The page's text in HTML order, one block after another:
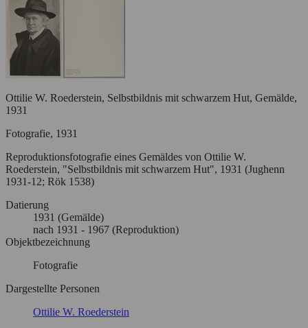
Ottilie W. Roederstein, Selbstbildnis mit schwarzem Hut, Gemälde,
1931
Fotografie, 1931
Reproduktionsfotografie eines Gemäldes von Ottilie W.
Roederstein, "Selbstbildnis mit schwarzem Hut", 1931 (Jughenn
1931-12; Rök 1538)
Datierung
1931 (Gemälde)
nach 1931 - 1967 (Reproduktion)
Objektbezeichnung
Fotografie
Dargestellte Personen
Ottilie W. Roederstein